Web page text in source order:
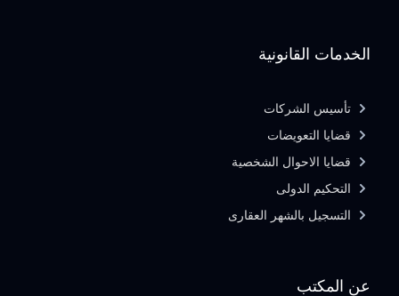
عن المكتب
الخدمات القانونية
تأسيس الشركات
قضايا التعويضات
قضايا الاحوال الشخصية
التحكيم الدولى
التسجيل بالشهر العقارى